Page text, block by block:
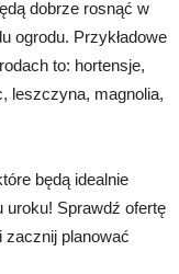
dobrze rosnąć w
ogrodu. Przykładowe
to: hortensje,
leszczyna, magnolia,
będą idealnie
uroku! Sprawdź ofertę
zacznij planować